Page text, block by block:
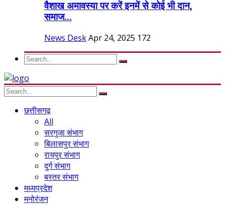
वैशाख अमावस्या पर करें इनमें से कोई भी दान,
समाज...
News DeskApr 24, 2025 172
छत्तीसगढ़
All
सरगुजा संभाग
बिलासपुर संभाग
रायपुर संभाग
दुर्ग संभाग
बस्तर संभाग
मध्यप्रदेश
मनोरंजन